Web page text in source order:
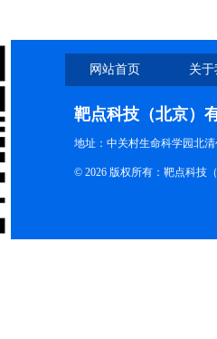
网站首页 关
靶点科技（北京）
地址：中关村生命科学园北
© 2026 版权所有：靶点科技